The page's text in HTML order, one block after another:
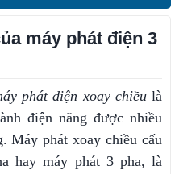
máy phát điện 3
phát điện xoay chiềulà
điện năng được nhiều
Máy phát xoay chiều cấu
hay máy phát 3 pha, là